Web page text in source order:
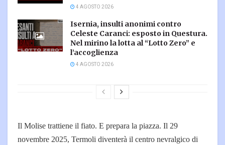
4 AGOSTO 2026
Isernia, insulti anonimi contro
Celeste Caranci: esposto in Questura.
Nel mirino la lotta al “Lotto Zero” e
l’accoglienza
4 AGOSTO 2026
Il Molise trattiene il fiato. E prepara la piazza. Il 29
novembre 2025, Termoli diventerà il centro nevralgico di